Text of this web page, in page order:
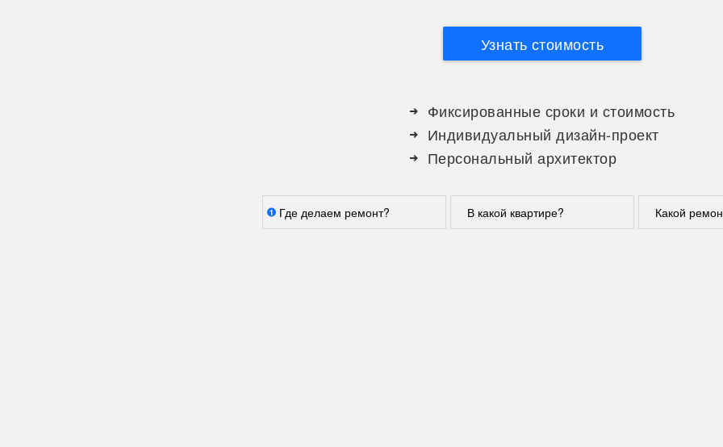
Узнать стоимость
Фиксированные сроки и стоимость
Индивидуальный дизайн-проект
Персональный архитектор
Где делаем ремонт?
1 В какой квартире? Какой